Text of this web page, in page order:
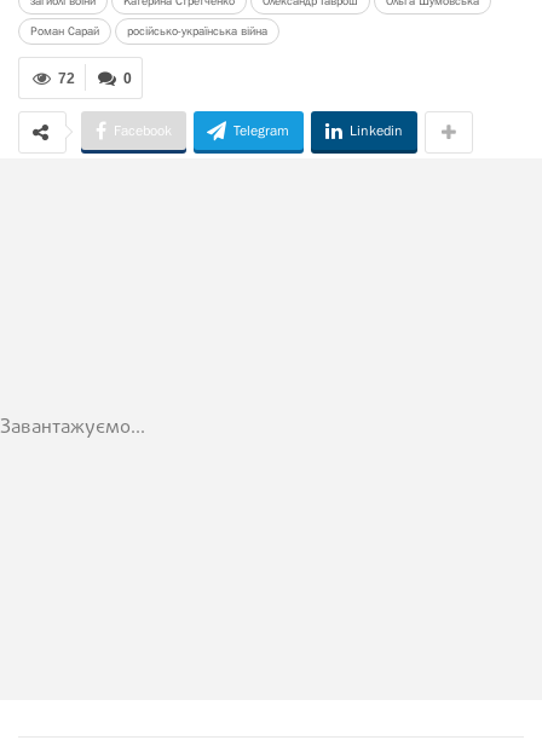
Роман Сарай російсько-українська війна
0
72
Facebook Telegram Linkedin
Завантажуємо...